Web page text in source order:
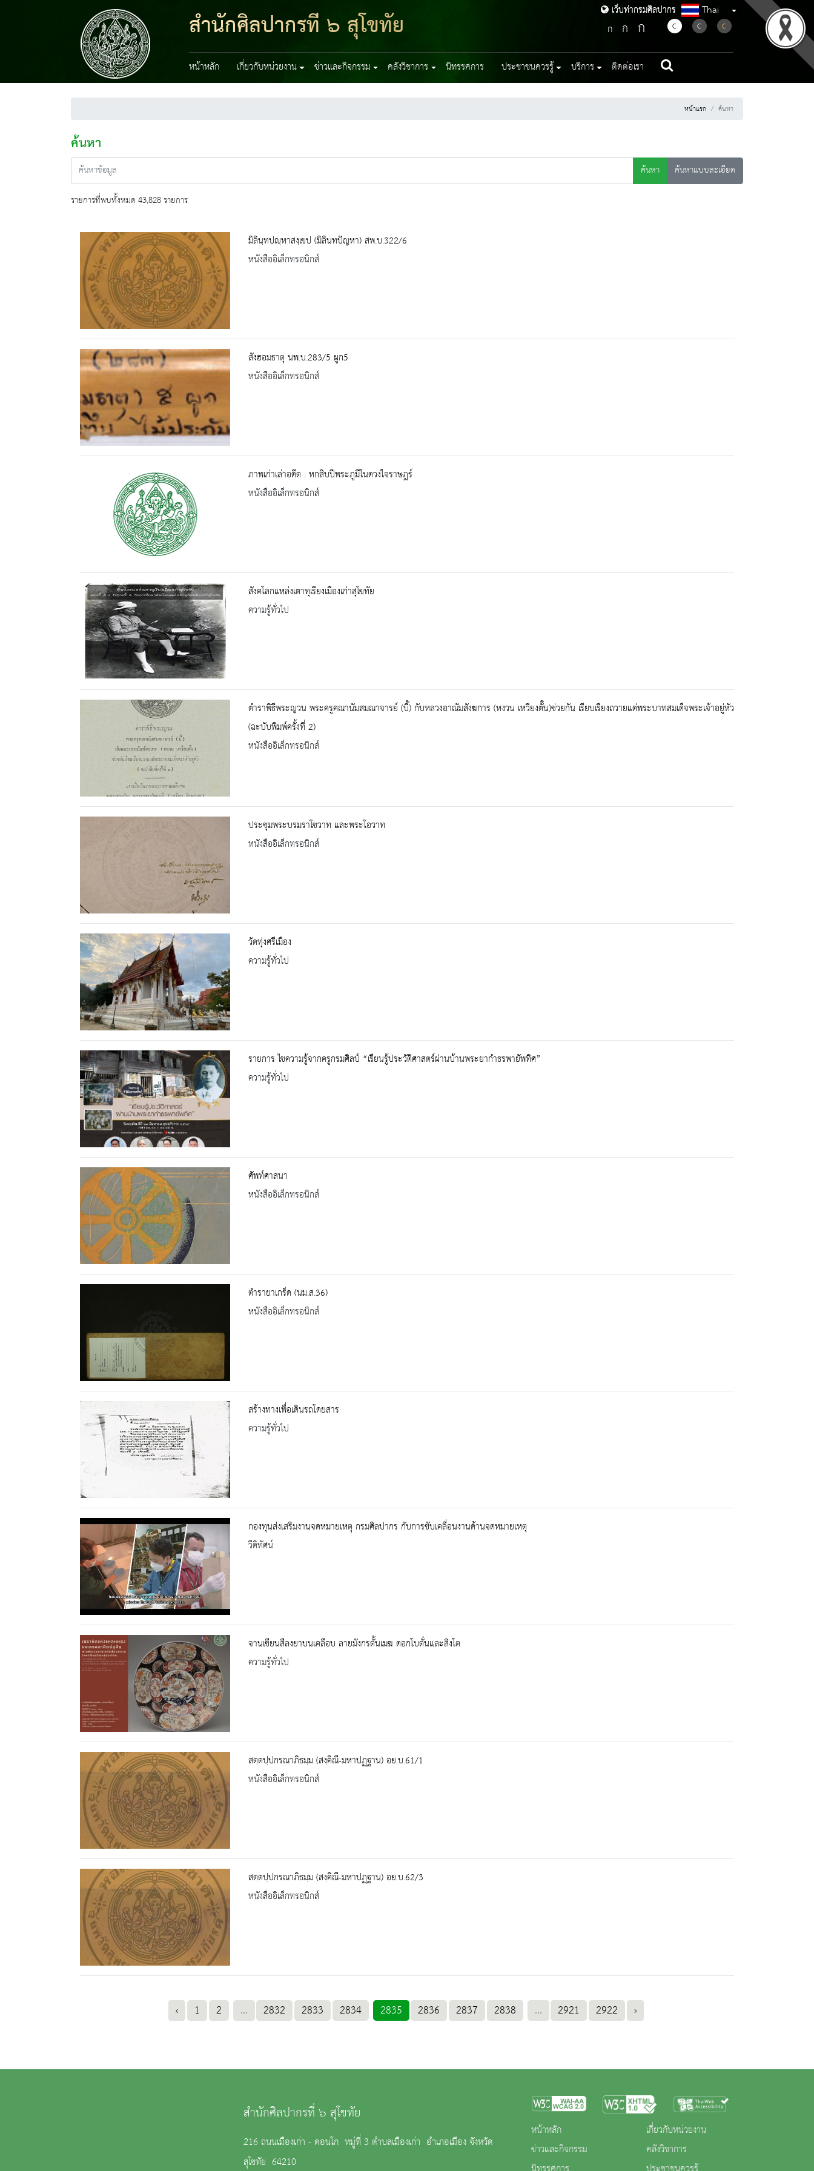
เว็บท่ากรมศิลปากร
สำนักศิลปากรที่ ๖ สุโขทัย เว็บท่ากรมศิลปากร Thai
ก ก ก C C C
หน้าหลัก เกี่ยวกับหน่วยงาน ข่าวและกิจกรรม คลังวิชาการ นิทรรศการ ประชาชนควรรู้ บริการ ติดต่อเรา
หน้าแรก ค้นหา
ค้นหา
ค้นหา
ค้นหาแบบละเอียด
รายการที่พบทั้งหมด 43,828 รายการ
มิลินฺทปญฺหาสงฺเขป (มิลินทปัญหา) สพ.บ.322/6
หนังสืออิเล็กทรอนิกส์
สังฮอมธาตุ นพ.บ.283/5 ผูก5
หนังสืออิเล็กทรอนิกส์
ภาพเก่าเล่าอดีต : หกสิบปีพระภูมีในดวงใจราษฎร์
หนังสืออิเล็กทรอนิกส์
สังคโลกแหล่งเตาทุเรียงเมืองเก่าสุโขทัย
ความรู้ทั่วไป
ตำราพิธีพระญวน พระครูคณานัมสมณาจารย์ (บี๊) กับหลวงอาณัมสังฆการ (หงวน เหวียงตั๊น)ช่วยกัน เรียบเรียงถวายแด่พระบาทสมเด็จพระเจ้าอยู่หัว
(ฉะบับพิมพ์ครั้งที่ 2)
หนังสืออิเล็กทรอนิกส์
ประชุมพระบรมราโชวาท และพระโอวาท
หนังสืออิเล็กทรอนิกส์
วัดทุ่งศรีเมือง
ความรู้ทั่วไป
รายการ ไขความรู้จากครูกรมศิลป์ “เรียนรู้ประวัติศาสตร์ผ่านบ้านพระยากำธรพายัพทิศ”
ความรู้ทั่วไป
ศัพท์ศาสนา
หนังสืออิเล็กทรอนิกส์
ตำรายาเกร็ด (นม.ส.36)
หนังสืออิเล็กทรอนิกส์
สร้างทางเพื่อเดินรถโดยสาร
ความรู้ทั่วไป
กองทุนส่งเสริมงานจดหมายเหตุ กรมศิลปากร กับการขับเคลื่อนงานด้านจดหมายเหตุ
วีดิทัศน์
จานเขียนสีลงยาบนเคลือบ ลายมังกรตั้นเมฆ ดอกโบตั๋นและสิงโต
ความรู้ทั่วไป
สตฺตปฺปกรณาภิธมฺม (สงฺคิณี-มหาปฏฺฐาน) อย.บ.61/1
หนังสืออิเล็กทรอนิกส์
สตฺตปฺปกรณาภิธมฺม (สงฺคิณี-มหาปฏฺฐาน) อย.บ.62/3
หนังสืออิเล็กทรอนิกส์
‹ 1 2 ... 2832 2833 2834 2835 2836 2837 2838 ... 2921 2922 ›
สำนักศิลปากรที่ ๖ สุโขทัย
216 ถนนเมืองเก่า - ดอนโก หมู่ที่ 3 ตำบลเมืองเก่า อำเภอเมือง จังหวัด
สุโขทัย 64210
หน้าหลัก
ข่าวและกิจกรรม
เกี่ยวกับหน่วยงาน
คลังวิชาการ